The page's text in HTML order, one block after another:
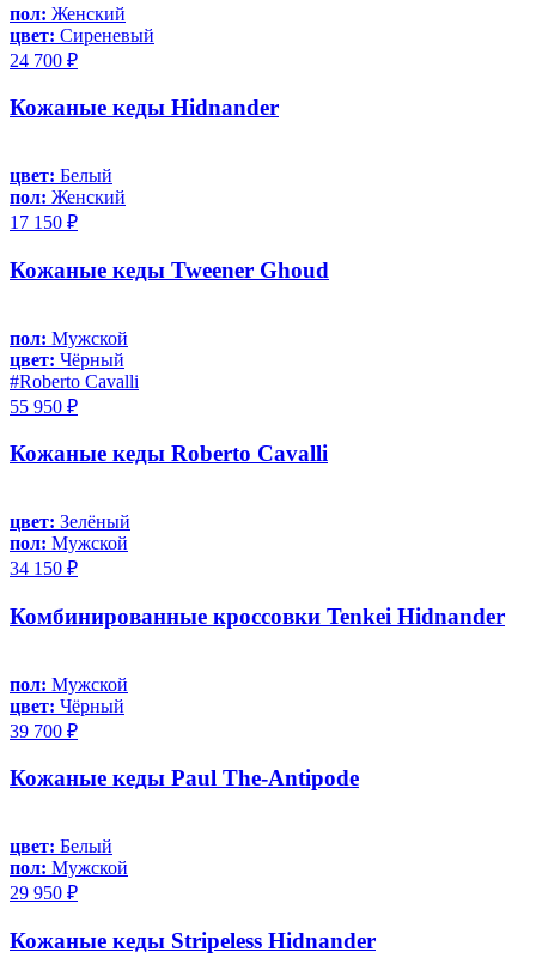
пол: Женский
цвет: Сиреневый
24 700 ₽
Кожаные кеды Hidnander
цвет: Белый
пол: Женский
17 150 ₽
Кожаные кеды Tweener Ghoud
пол: Мужской
цвет: Чёрный
#Roberto Cavalli
55 950 ₽
Кожаные кеды Roberto Cavalli
цвет: Зелёный
пол: Мужской
34 150 ₽
Комбинированные кроссовки Tenkei Hidnander
пол: Мужской
цвет: Чёрный
39 700 ₽
Кожаные кеды Paul The-Antipode
цвет: Белый
пол: Мужской
29 950 ₽
Кожаные кеды Stripeless Hidnander